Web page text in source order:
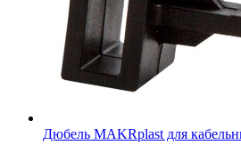
Дюбель MAKRplast для